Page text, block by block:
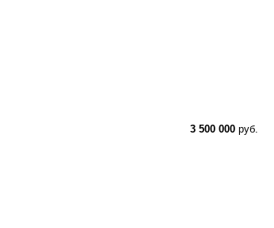
3 500 000 руб.